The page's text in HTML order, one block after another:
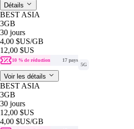
Détails
BEST ASIA
3GB
30 jours
4,00 $US/GB
12,00 $US
10 % de réduction
17 pays
5G
Voir les détails
BEST ASIA
3GB
30 jours
12,00 $US
4,00 $US/GB